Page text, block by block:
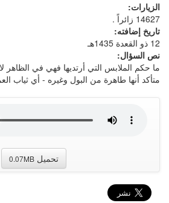
الزيارات:
14627 زائراً .
تاريخ إضافته:
12 ذو القعدة 1435هـ
نص السؤال:
ما حكم الملابس التي أرتديها فهي في الظاهر
متأكد أنها طاهرة من البول وغيره - أي ثياب
تحميل 0.07MB